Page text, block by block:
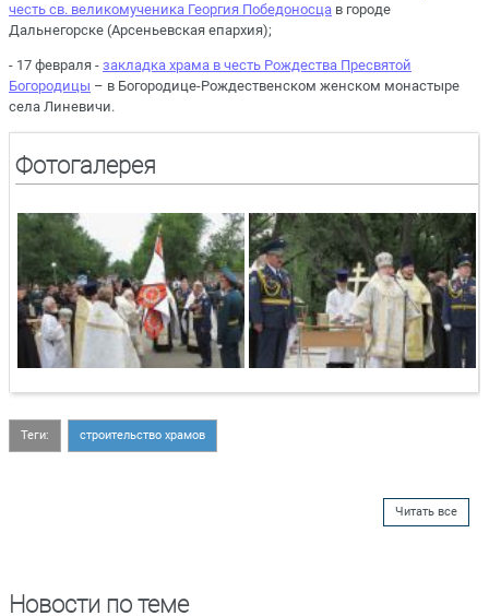
честь св. великомученика Георгия Победоносца в городе
Дальнегорске (Арсеньевская епархия);
- 17 февраля - закладка храма в честь Рождества Пресвятой
Богородицы – в Богородице-Рождественском женском монастыре
села Линевичи.
Фотогалерея
Теги: строительство храмов
Читать все
Новости по теме